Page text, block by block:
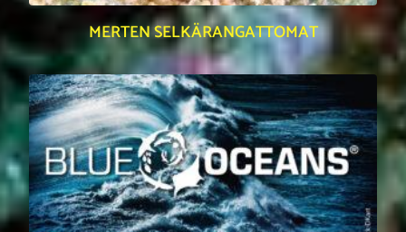
MERTEN SELKÄRANGATTOMAT